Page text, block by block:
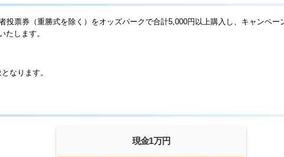
投票券（重勝式を除く）をオッズパークで合計5,000円以上購入し、キャンペ
たします。
なります。
現金1万円